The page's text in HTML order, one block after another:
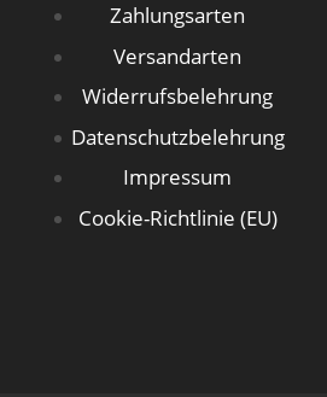
Zahlungsarten
Versandarten
Widerrufsbelehrung
Datenschutzbelehrung
Impressum
Cookie-Richtlinie (EU)